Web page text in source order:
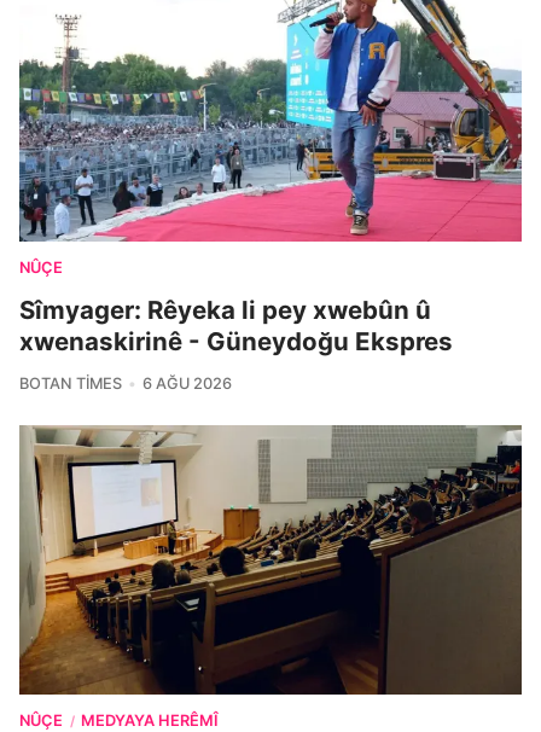
NÛÇE
Sîmyager: Rêyeka li pey xwebûn û
xwenaskirinê - Güneydoğu Ekspres
BOTAN TIMES 6 AĞU 2026
NÛÇE / MEDYAYA HERÊMÎ